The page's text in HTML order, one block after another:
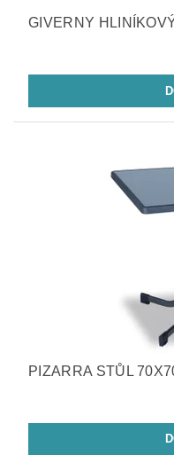
GIVERNY
PIZARRA STŮL